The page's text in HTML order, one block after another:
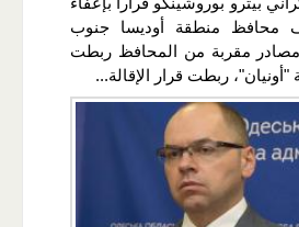
محافظ منطقة أوديسا جنوب
مصادر مقربة من المحافظ ربطت
ربطت قرار الإقالة...